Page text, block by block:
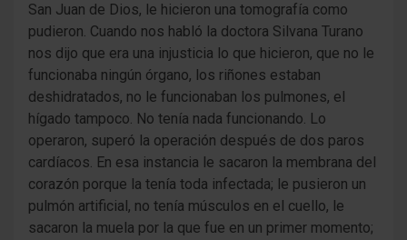
San Juan de Dios, le hicieron una tomografía como
pudieron. Cuando nos habló la doctora Silvana Turano
nos dijo que era una injusticia lo que hicieron, que no le
funcionaba ningún órgano, los riñones estaban
deshidratados, no le funcionaban los pulmones, el
hígado tampoco. No tenía nada funcionando. Lo
operaron, superó la operación después de dos paros
cardíacos. En esa instancia le sacaron la membrana del
corazón porque la tenía toda infectada; le pusieron un
pulmón artificial, no tenía músculos en el cuello, le
sacaron la muela por la que fue en un primer momento;